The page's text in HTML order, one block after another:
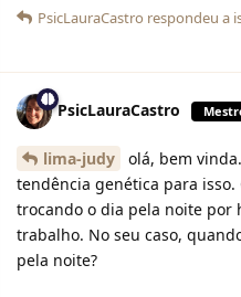
PsicLauraCastro respondeu a
PsicLauraCastro
lima-judy
olá, bem
tendência genética para isso.
trocando o dia pela noite por
trabalho. No seu caso,
pela noite?